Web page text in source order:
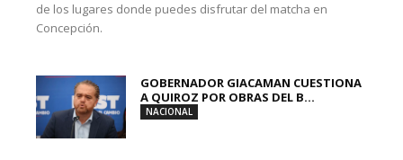
de los lugares donde puedes disfrutar del matcha en
Concepción.
GOBERNADOR GIACAMAN CUESTIONA
A QUIROZ POR OBRAS DEL B...
NACIONAL